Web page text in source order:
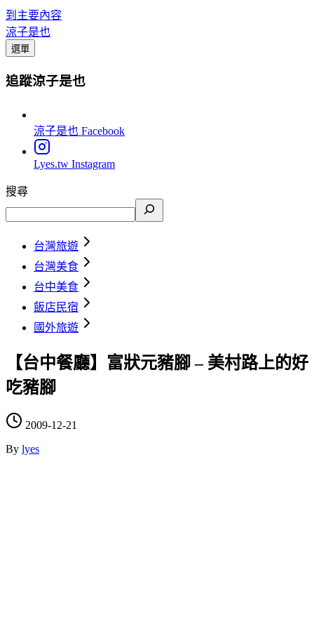
到主要內容
涼子是也
選單
追蹤涼子是也
涼子是也 Facebook
Lyes.tw Instagram
搜尋
台灣旅遊
台灣美食
台中美食
飯店民宿
國外旅遊
【台中餐廳】富狀元豬腳 – 美村路上的好
吃豬腳
2009-12-21
By lyes